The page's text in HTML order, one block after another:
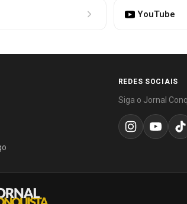
YouTube
REDES SOCIAIS
Siga o Jornal